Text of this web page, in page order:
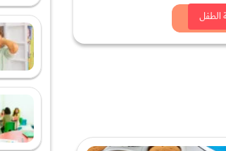
الطفل
الان